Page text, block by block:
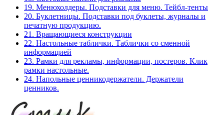
19. Менюхолдеры. Подставки для меню. Тейбл-тенты
20. Буклетницы. Подставки под буклеты, журналы и
печатную продукцию.
21. Вращающиеся конструкции
22. Настольные таблички. Таблички со сменной
информацией
23. Рамки для рекламы, информации, постеров. Клик
рамки настольные.
24. Напольные ценникодержатели. Держатели
ценников.